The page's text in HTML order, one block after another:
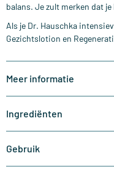
balans. Je zult merken dat
Als je Dr. Hauschka
Gezichtslotion en
Meer informatie
Ingrediënten
Gebruik